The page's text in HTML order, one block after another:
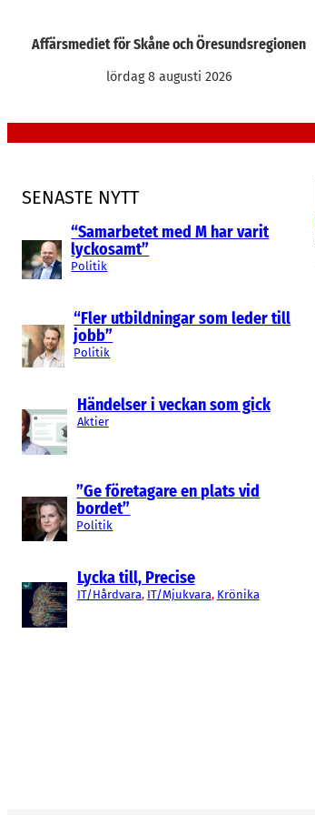
Affärsmediet för Skåne och Öresundsregionen
lördag 8 augusti 2026
SENASTE NYTT
“Samarbetet med M har varit
lyckosamt”
Politik
“Fler utbildningar som leder till
jobb”
Politik
Händelser i veckan som gick
Aktier
”Ge företagare en plats vid
bordet”
Politik
Lycka till, Precise
IT/Hårdvara, IT/Mjukvara, Krönika